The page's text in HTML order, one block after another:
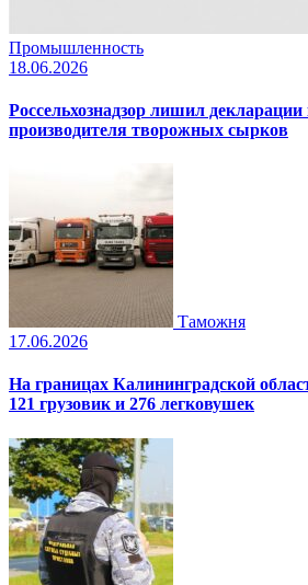
Промышленность
18.06.2026
Россельхознадзор лишил
производителя творожных сырков
Таможня
17.06.2026
На границах Калининградской
121 грузовик и 276 легковушек